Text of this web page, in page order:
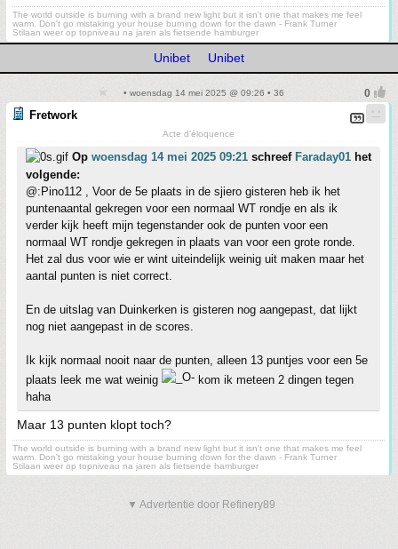
The world outside is burning with a brand new light but it isn't one that makes me feel
warm. Don't go mistaking your house burning down for the dawn - Frank Turner
Stilaan weer op topniveau na jaren als fietsende hamburger
Unibet Unibet
• woensdag 14 mei 2025 @ 09:26 • 36
Fretwork
Acte d'éloquence
Op woensdag 14 mei 2025 09:21 schreef Faraday01 het
volgende:
@:Pino112 , Voor de 5e plaats in de sjiero gisteren heb ik het
puntenaantal gekregen voor een normaal WT rondje en als ik
verder kijk heeft mijn tegenstander ook de punten voor een
normaal WT rondje gekregen in plaats van voor een grote ronde.
Het zal dus voor wie er wint uiteindelijk weinig uit maken maar het
aantal punten is niet correct.
En de uitslag van Duinkerken is gisteren nog aangepast, dat lijkt
nog niet aangepast in de scores.
Ik kijk normaal nooit naar de punten, alleen 13 puntjes voor een 5e
plaats leek me wat weinig
kom ik meteen 2 dingen tegen
haha
Maar 13 punten klopt toch?
The world outside is burning with a brand new light but it isn't one that makes me feel
warm. Don't go mistaking your house burning down for the dawn - Frank Turner
Stilaan weer op topniveau na jaren als fietsende hamburger
▼ Advertentie door Refinery89